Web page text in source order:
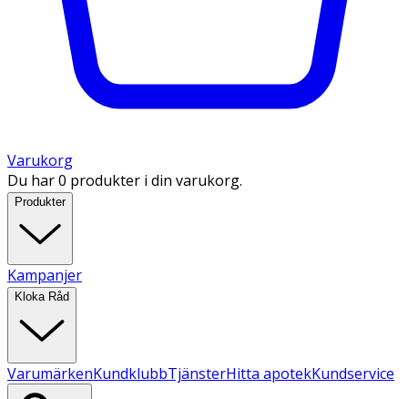
Varukorg
Du har 0 produkter i din varukorg.
Produkter
Kampanjer
Kloka Råd
VarumärkenKundklubbTjänsterHitta apotekKundservice